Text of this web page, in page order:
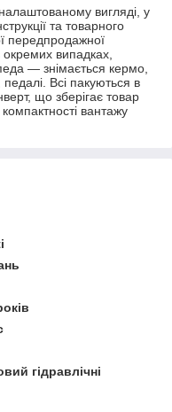
вигляді, у
та товарного
передпродажної
окремих випадках,
— знімається кермо,
Всі пакуються в
що зберігає товар
вантажу
гідравлічні